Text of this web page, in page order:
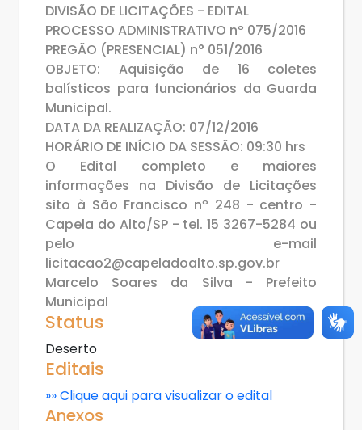
DIVISÃO DE LICITAÇÕES - EDITAL
PROCESSO ADMINISTRATIVO nº 075/2016
PREGÃO (PRESENCIAL) n° 051/2016
OBJETO: Aquisição de 16 coletes
balísticos para funcionários da Guarda
Municipal.
DATA DA REALIZAÇÃO: 07/12/2016
HORÁRIO DE INÍCIO DA SESSÃO: 09:30 hrs
O Edital completo e maiores
informações na Divisão de Licitações
sito à São Francisco nº 248 - centro -
Capela do Alto/SP - tel. 15 3267-5284 ou
pelo e-mail
licitacao2@capeladoalto.sp.gov.br
Marcelo Soares da Silva - Prefeito
Municipal
Status
Deserto
Editais
»» Clique aqui para visualizar o edital
Anexos